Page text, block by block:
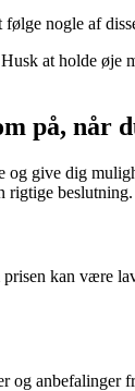
nogle af
at holde
på, når
give dig
rigtige beslutning.
kan være
og